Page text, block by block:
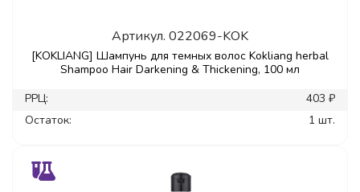
Артикул. 022069-KOK
[KOKLIANG] Шампунь для темных волос Kokliang herbal
Shampoo Hair Darkening & Thickening, 100 мл
РРЦ:
403 ₽
Остаток:
1 шт.